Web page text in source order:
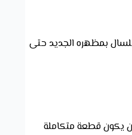
بمظهره الجديد حتى
يكون قطعة متكاملة